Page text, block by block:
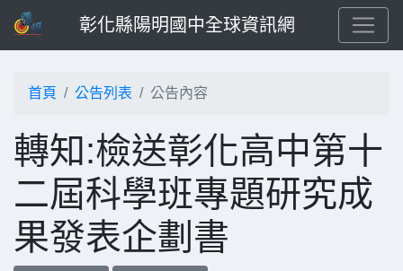
彰化縣陽明國中全球資訊網
首頁 公告列表 公告內容
轉知:檢送彰化高中第十
二屆科學班專題研究成
果發表企劃書